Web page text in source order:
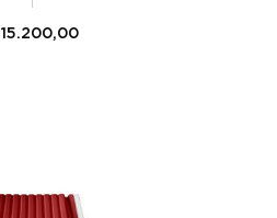
15.200,00